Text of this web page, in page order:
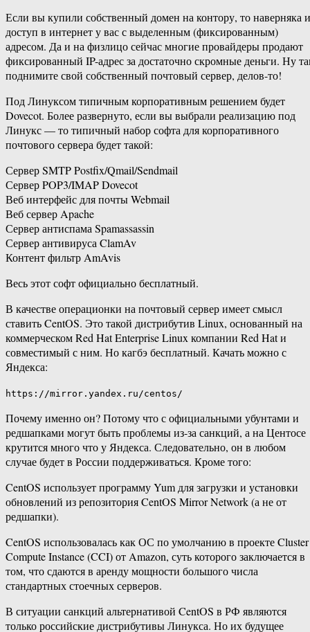
Если вы купили собственный домен на контору, то наверняка и
доступ в интернет у вас с выделенным (фиксированным)
адресом. Да и на физлицо сейчас многие провайдеры продают
фиксированный IP-адрес за достаточно скромные деньги. Ну
поднимите свой собственный почтовый сервер, делов-то!
Под Линуксом типичным корпоративным решением будет
Dovecot. Более развернуто, если вы выбрали реализацию под
Линукс — то типичный набор софта для корпоративного
почтового сервера будет такой:
Сервер SMTP Postfix/Qmail/Sendmail
Сервер POP3/IMAP Dovecot
Веб интерфейс для почты Webmail
Веб сервер Apache
Сервер антиспама Spamassassin
Сервер антивируса ClamAv
Контент фильтр AmAvis
Весь этот софт официально бесплатный.
В качестве операционки на почтовый сервер имеет смысл
ставить CentOS. Это такой дистрибутив Linux, основанный на
коммерческом Red Hat Enterprise Linux компании Red Hat и
совместимый с ним. Но кагбэ бесплатный. Качать можно с
Яндекса:
https://mirror.yandex.ru/centos/
Почему именно он? Потому что с официальными убунтами и
редшапками могут быть проблемы из-за санкций, а на Центосе
крутится много что у Яндекса. Следовательно, он в любом
случае будет в России поддерживаться. Кроме того:
CentOS использует программу Yum для загрузки и установки
обновлений из репозитория CentOS Mirror Network (а не от
редшапки).
CentOS использовалась как ОС по умолчанию в проекте Cluster
Compute Instance (CCI) от Amazon, суть которого заключается в
том, что сдаются в аренду мощности большого числа
стандартных стоечных серверов.
В ситуации санкций альтернативой CentOS в РФ являются
только российские дистрибутивы Линукса. Но их будущее